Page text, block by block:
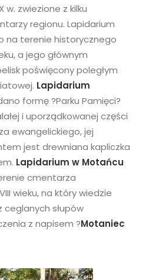
w. zwiezione z kilku
regionu. Lapidarium
na terenie historycznego
a jego głównym
poświęcony poległym
Lapidarium
formę ?Parku Pamięci?
i uporządkowanej części
ewangelickiego, jej
jest drewniana kapliczka
Lapidarium w Motańcu
cmentarza
wieku, na który wiedzie
słupów
z napisem ?Motaniec